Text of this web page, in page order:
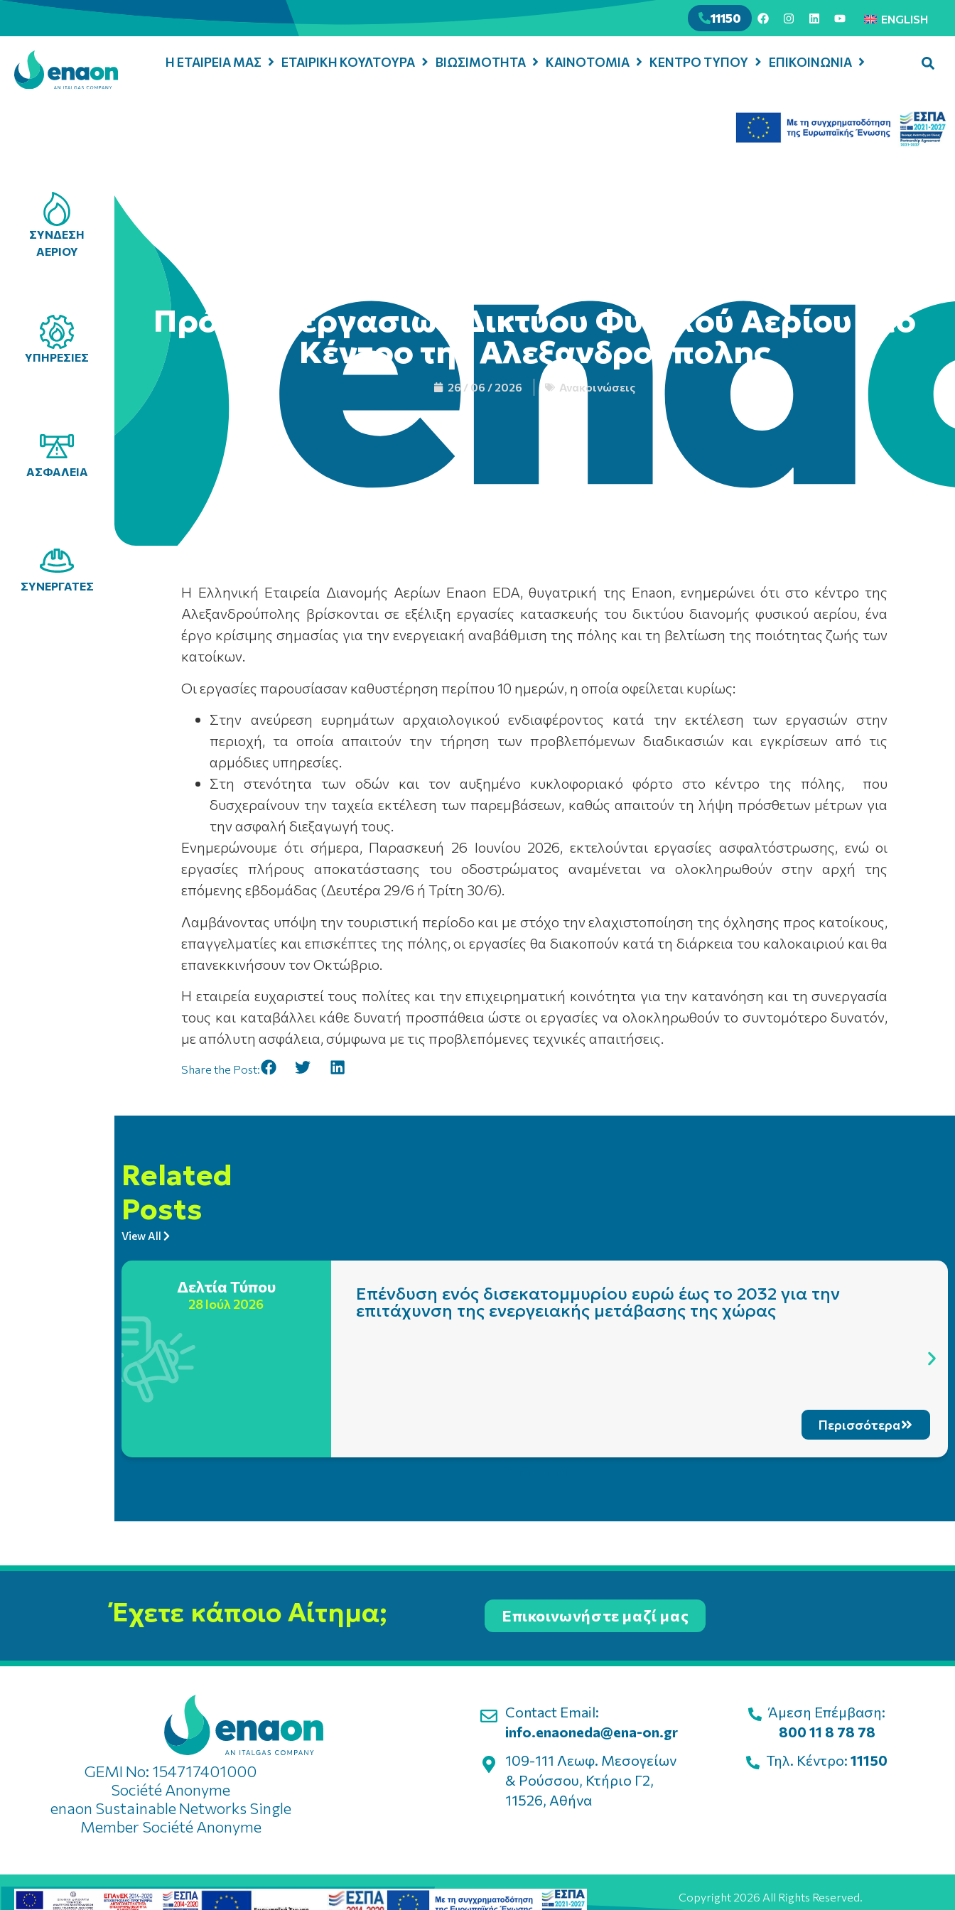
11150 ENGLISH
Η ΕΤΑΙΡΕΙΑ ΜΑΣ ΕΤΑΙΡΙΚΗ ΚΟΥΛΤΟΥΡΑ ΒΙΩΣΙΜΟΤΗΤΑ ΚΑΙΝΟΤΟΜΙΑ ΚΕΝΤΡΟ ΤΥΠΟΥ ΕΠΙΚΟΙΝΩΝΙΑ
ΣΥΝΔΕΣΗ
ΑΕΡΙΟΥ
ΥΠΗΡΕΣΙΕΣ
ΑΣΦΑΛΕΙΑ
ΣΥΝΕΡΓΑΤΕΣ
Πρόοδος εργασιών Δικτύου Φυσικού Αερίου στο
Κέντρο της Αλεξανδρούπολης
26 / 06 / 2026 Ανακοινώσεις
Η Ελληνική Εταιρεία Διανομής Αερίων Enaon EDA, θυγατρική της Enaon, ενημερώνει ότι στο κέντρο της
Αλεξανδρούπολης βρίσκονται σε εξέλιξη εργασίες κατασκευής του δικτύου διανομής φυσικού αερίου, ένα
έργο κρίσιμης σημασίας για την ενεργειακή αναβάθμιση της πόλης και τη βελτίωση της ποιότητας ζωής των
κατοίκων.
Οι εργασίες παρουσίασαν καθυστέρηση περίπου 10 ημερών, η οποία οφείλεται κυρίως:
Στην ανεύρεση ευρημάτων αρχαιολογικού ενδιαφέροντος κατά την εκτέλεση των εργασιών στην
περιοχή, τα οποία απαιτούν την τήρηση των προβλεπόμενων διαδικασιών και εγκρίσεων από τις
αρμόδιες υπηρεσίες.
Στη στενότητα των οδών και τον αυξημένο κυκλοφοριακό φόρτο στο κέντρο της πόλης, που
δυσχεραίνουν την ταχεία εκτέλεση των παρεμβάσεων, καθώς απαιτούν τη λήψη πρόσθετων μέτρων για
την ασφαλή διεξαγωγή τους.
Ενημερώνουμε ότι σήμερα, Παρασκευή 26 Ιουνίου 2026, εκτελούνται εργασίες ασφαλτόστρωσης, ενώ οι
εργασίες πλήρους αποκατάστασης του οδοστρώματος αναμένεται να ολοκληρωθούν στην αρχή της
επόμενης εβδομάδας (Δευτέρα 29/6 ή Τρίτη 30/6).
Λαμβάνοντας υπόψη την τουριστική περίοδο και με στόχο την ελαχιστοποίηση της όχλησης προς κατοίκους,
επαγγελματίες και επισκέπτες της πόλης, οι εργασίες θα διακοπούν κατά τη διάρκεια του καλοκαιριού και θα
επανεκκινήσουν τον Οκτώβριο.
Η εταιρεία ευχαριστεί τους πολίτες και την επιχειρηματική κοινότητα για την κατανόηση και τη συνεργασία
τους και καταβάλλει κάθε δυνατή προσπάθεια ώστε οι εργασίες να ολοκληρωθούν το συντομότερο δυνατόν,
με απόλυτη ασφάλεια, σύμφωνα με τις προβλεπόμενες τεχνικές απαιτήσεις.
Share the Post:
Related
Posts
View All
Δελτία Τύπου
28 Ιούλ 2026
Επένδυση ενός δισεκατομμυρίου ευρώ έως το 2032 για την
επιτάχυνση της ενεργειακής μετάβασης της χώρας
Περισσότερα
Έχετε κάποιο Αίτημα; Επικοινωνήστε μαζί μας
Contact Email:
info.enaoneda@ena-on.gr
109-111 Λεωφ. Μεσογείων
& Ρούσσου, Κτήριο Γ2,
11526, Αθήνα
GEMI No: 154717401000
Société Anonyme
enaon Sustainable Networks Single
Member Société Anonyme
Άμεση Επέμβαση:
800 11 8 78 78
Τηλ. Κέντρο:11150
Copyright 2026 All Rights Reserved.